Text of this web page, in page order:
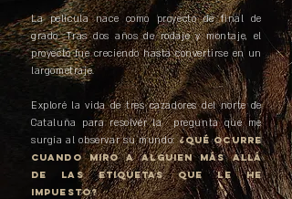
La película nace como proyecto de final de
grado. Tras dos años de rodaje y montaje, el
proyecto fue creciendo hasta convertirse en un
largometraje.
Exploré la vida de tres cazadores del norte de
Cataluña para resolver la pregunta que me
surgía al observar su mundo:¿Qué ocurre
cuando MIRO a alguien más allá
de las etiquetas que le he
impuesto?